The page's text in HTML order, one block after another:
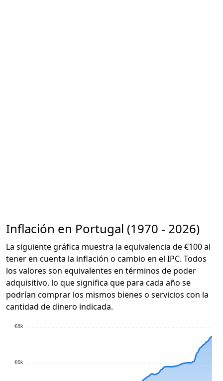
Inflación en Portugal (1970 - 2026)
La siguiente gráfica muestra la equivalencia de €100 al
tener en cuenta la inflación o cambio en el IPC. Todos
los valores son equivalentes en términos de poder
adquisitivo, lo que significa que para cada año se
podrían comprar los mismos bienes o servicios con la
cantidad de dinero indicada.
€8k
€6k